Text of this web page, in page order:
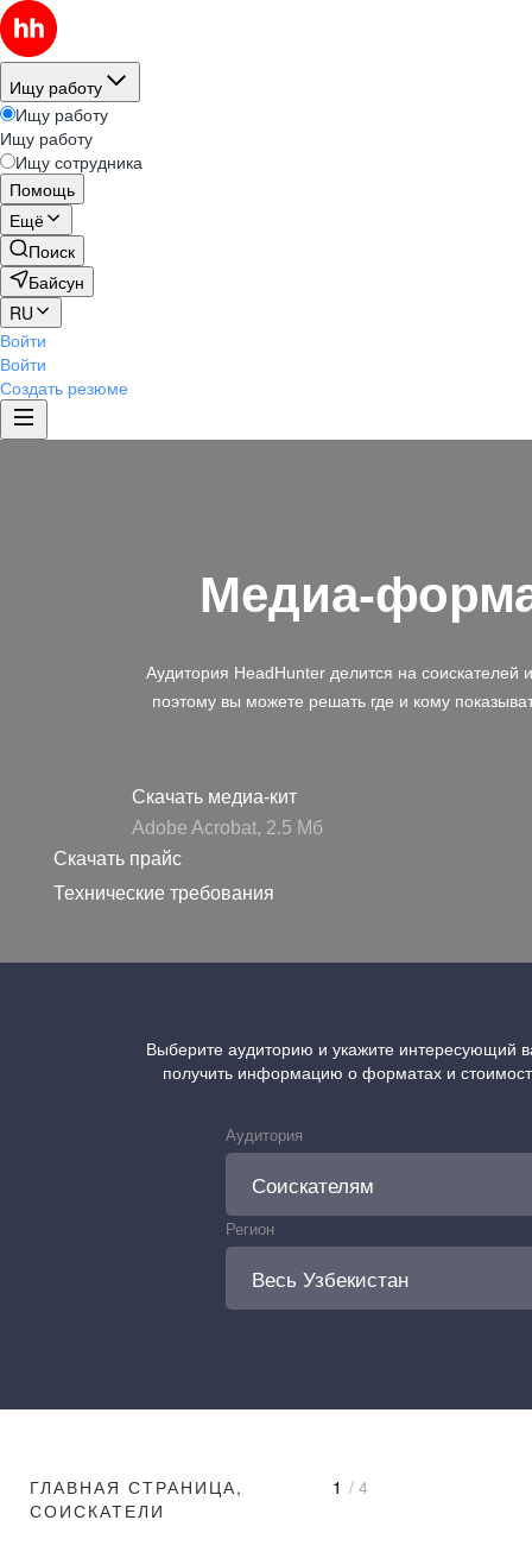
Ищу работу
Ищу работу
Ищу работу
Ищу сотрудника
Помощь
Ещё
Поиск
Байсун
RU
Войти
Войти
Создать резюме
Медиа-
Аудитория HeadHunter делится на соискателей
поэтому вы можете решать где и кому
Скачать медиа-кит
Adobe Acrobat, 2.5 Mб
Скачать прайс
Технические требования
Выберите аудиторию и укажите интересующий
получить информацию о форматах и
Аудитория
Регион
1 / 4
ГЛАВНАЯ СТРАНИЦА,
СОИСКАТЕЛИ